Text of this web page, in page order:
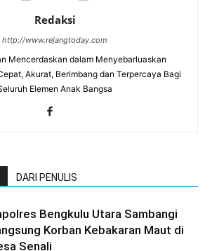
Redaksi
http://www.rejangtoday.com
Mencerdaskan dalam Menyebarluaskan
Akurat, Berimbang dan Terpercaya Bagi
Elemen Anak Bangsa
DARI PENULIS
Bengkulu Utara Sambangi
Korban Kebakaran Maut di
Senali